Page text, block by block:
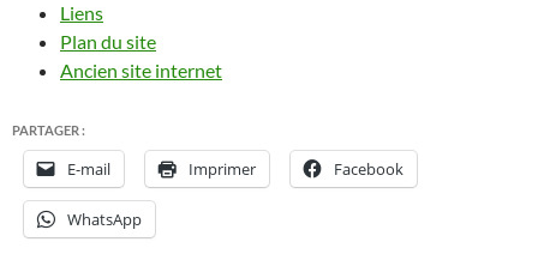
Liens
Plan du site
Ancien site internet
PARTAGER :
E-mail Imprimer Facebook
WhatsApp